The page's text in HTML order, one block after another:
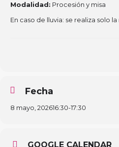
Modalidad: Procesión y misa
En caso de lluvia: se realiza solo la
Fecha
8 mayo, 202616:30-17:30
GOOGLE CALENDAR